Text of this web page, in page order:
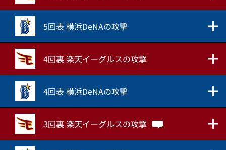
5回表 横浜DeNAの攻撃
4回裏 楽天イーグルスの攻撃
4回表 横浜DeNAの攻撃
3回裏 楽天イーグルスの攻撃